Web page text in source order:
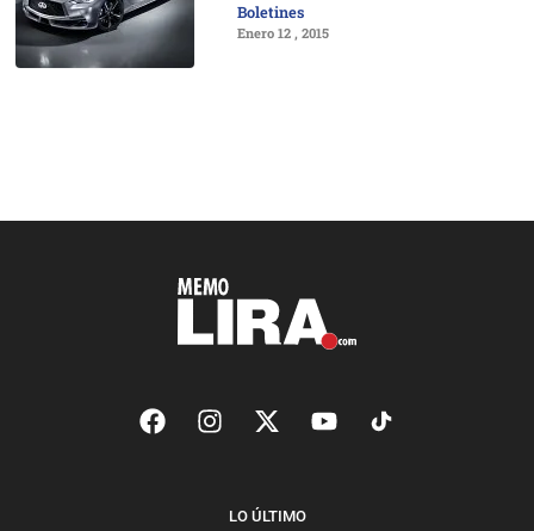
Boletines
Enero 12 , 2015
LO ÚLTIMO